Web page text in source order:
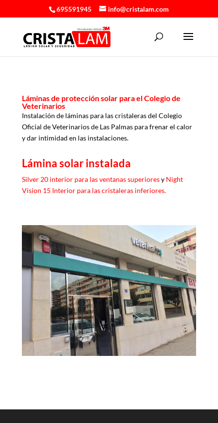
695591945 info@cristalam.com
Láminas de protección solar para el Colegio de
Veterinarios
Instalación de láminas para las cristaleras del Colegio
Oficial de Veterinarios de Las Palmas para frenar el calor
y dar intimidad en las instalaciones.
Lámina solar instalada
Silver 20 interior para las ventanas superioresy Night
Vision 15 Interior para las cristaleras inferiores.